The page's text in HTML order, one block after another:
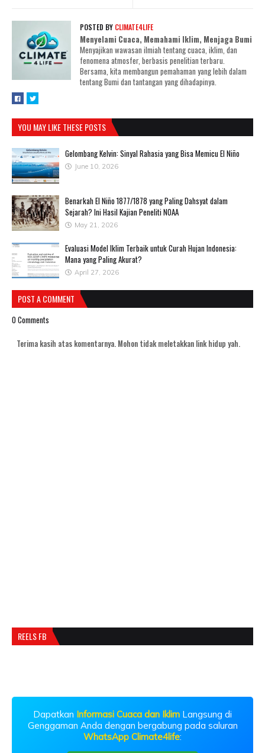
POSTED BY CLIMATE4LIFE
Menyelami Cuaca, Memahami Iklim, Menjaga Bumi
Menyajikan wawasan ilmiah tentang cuaca, iklim, dan
fenomena atmosfer, berbasis penelitian terbaru.
Bersama, kita membangun pemahaman yang lebih dalam
tentang Bumi dan tantangan yang dihadapinya.
YOU MAY LIKE THESE POSTS
Gelombang Kelvin: Sinyal Rahasia yang Bisa Memicu El Niño
June 10, 2026
Benarkah El Niño 1877/1878 yang Paling Dahsyat dalam
Sejarah? Ini Hasil Kajian Peneliti NOAA
May 21, 2026
Evaluasi Model Iklim Terbaik untuk Curah Hujan Indonesia:
Mana yang Paling Akurat?
April 27, 2026
POST A COMMENT
0 Comments
Terima kasih atas komentarnya. Mohon tidak meletakkan link hidup yah.
REELS FB
Dapatkan Informasi Cuaca dan Iklim Langsung di
Genggaman Anda dengan bergabung pada saluran
WhatsApp Climate4life: